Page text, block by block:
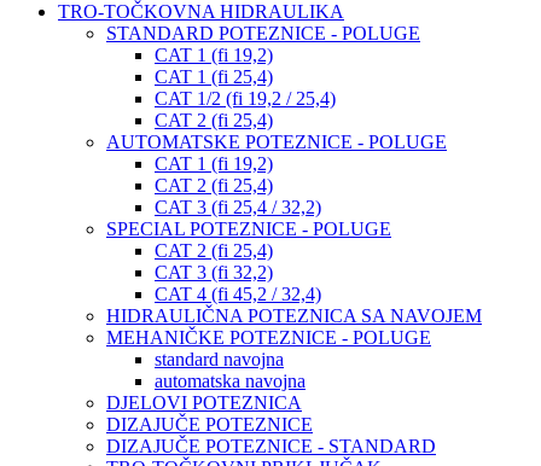
TRO-TOČKOVNA HIDRAULIKA
STANDARD POTEZNICE - POLUGE
CAT 1 (fi 19,2)
CAT 1 (fi 25,4)
CAT 1/2 (fi 19,2 / 25,4)
CAT 2 (fi 25,4)
AUTOMATSKE POTEZNICE - POLUGE
CAT 1 (fi 19,2)
CAT 2 (fi 25,4)
CAT 3 (fi 25,4 / 32,2)
SPECIAL POTEZNICE - POLUGE
CAT 2 (fi 25,4)
CAT 3 (fi 32,2)
CAT 4 (fi 45,2 / 32,4)
HIDRAULIČNA POTEZNICA SA NAVOJEM
MEHANIČKE POTEZNICE - POLUGE
standard navojna
automatska navojna
DJELOVI POTEZNICA
DIZAJUČE POTEZNICE
DIZAJUČE POTEZNICE - STANDARD